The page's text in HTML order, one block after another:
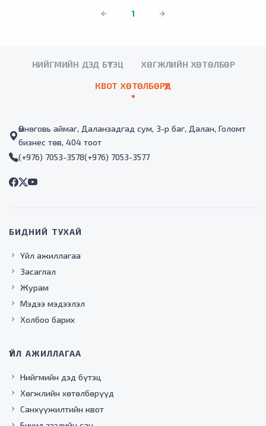
1
НИЙГМИЙН ДЭД БҮТЭЦ ХӨГЖЛИЙН ХӨТӨЛБӨР
КВОТ ХӨТӨЛБӨРҮҮД
Өмнөговь аймаг, Даланзадгад сум, 3-р баг, Далан, Голомт
бизнес төв, 404 тоот
(+976) 7053-3578(+976) 7053-3577
БИДНИЙ ТУХАЙ
Үйл ажиллагаа
Засаглал
Журам
Мэдээ мэдээлэл
Холбоо барих
ҮЙЛ АЖИЛЛАГАА
Нийгмийн дэд бүтэц
Хөгжлийн хөтөлбөрүүд
Санхүүжилтийн квот